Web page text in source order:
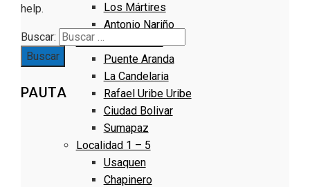
Los Mártires
Antonio Nariño
Localidad 16 – 20
Puente Aranda
La Candelaria
Rafael Uribe Uribe
Ciudad Bolivar
Sumapaz
Localidad 1 – 5
Usaquen
Chapinero
help.
Buscar:
PAUTA